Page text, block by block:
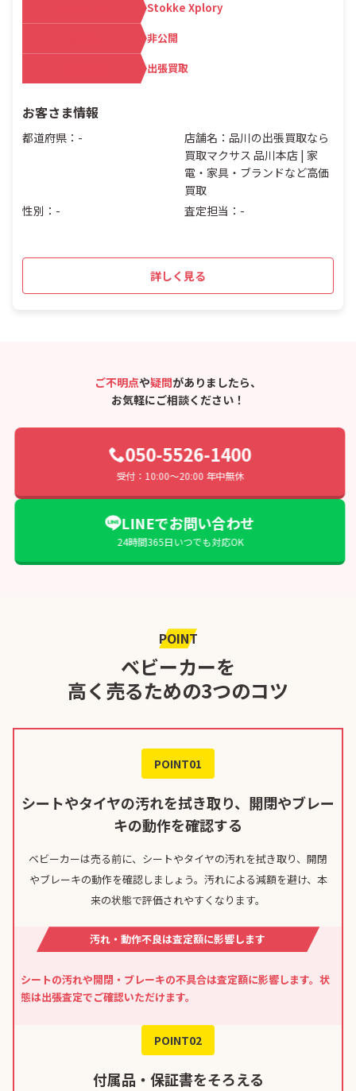
Stokke Xplory
非公開
出張買取
お客さま情報
都道府県：-
店舗名：品川の出張買取なら
買取マクサス 品川本店 | 家
電・家具・ブランドなど高価
買取
性別：-
査定担当：-
詳しく見る
ご不明点や疑問がありましたら、
お気軽にご相談ください！
050-5526-1400
受付：10:00〜20:00 年中無休
LINEでお問い合わせ
24時間365日いつでも対応OK
POINT
ベビーカーを
高く売るための3つのコツ
POINT01
シートやタイヤの汚れを拭き取り、開閉やブレー
キの動作を確認する
ベビーカーは売る前に、シートやタイヤの汚れを拭き取り、開閉
やブレーキの動作を確認しましょう。汚れによる減額を避け、本
来の状態で評価されやすくなります。
汚れ・動作不良は査定額に影響します
シートの汚れや開閉・ブレーキの不具合は査定額に影響します。状
態は出張査定でご確認いただけます。
POINT02
付属品・保証書をそろえる